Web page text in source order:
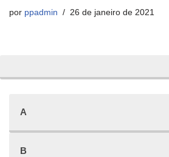
por ppadmin 26 de janeiro de 2021
A
B